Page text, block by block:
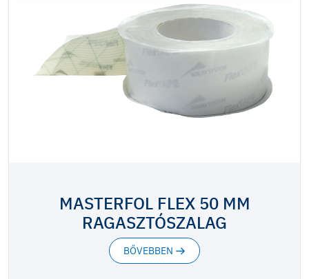
MASTERFOL FLEX 50 MM
RAGASZTÓSZALAG
BŐVEBBEN